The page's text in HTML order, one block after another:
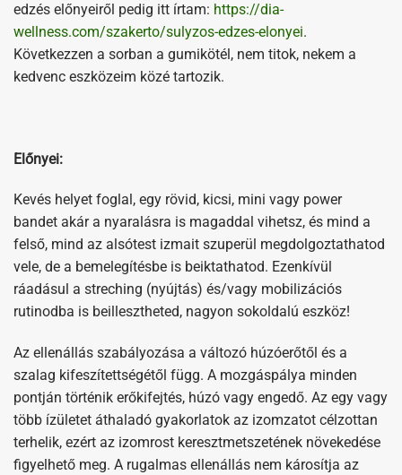
edzés előnyeiről pedig itt írtam: https://dia-
wellness.com/szakerto/sulyzos-edzes-elonyei.
Következzen a sorban a gumikötél, nem titok, nekem a
kedvenc eszközeim közé tartozik.
Előnyei:
Kevés helyet foglal, egy rövid, kicsi, mini vagy power
bandet akár a nyaralásra is magaddal vihetsz, és mind a
felső, mind az alsótest izmait szuperül megdolgoztathatod
vele, de a bemelegítésbe is beiktathatod. Ezenkívül
ráadásul a streching (nyújtás) és/vagy mobilizációs
rutinodba is beillesztheted, nagyon sokoldalú eszköz!
Az ellenállás szabályozása a változó húzóerőtől és a
szalag kifeszítettségétől függ. A mozgáspálya minden
pontján történik erőkifejtés, húzó vagy engedő. Az egy vagy
több ízületet áthaladó gyakorlatok az izomzatot célzottan
terhelik, ezért az izomrost keresztmetszetének növekedése
figyelhető meg. A rugalmas ellenállás nem károsítja az